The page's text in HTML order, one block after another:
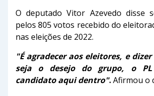
O deputado Vitor Azevedo disse
pelos 805 votos recebido do
nas eleições de 2022.
"É agradecer aos eleitores, e
seja o desejo do grupo, o
candidato aqui dentro".Afirmou o